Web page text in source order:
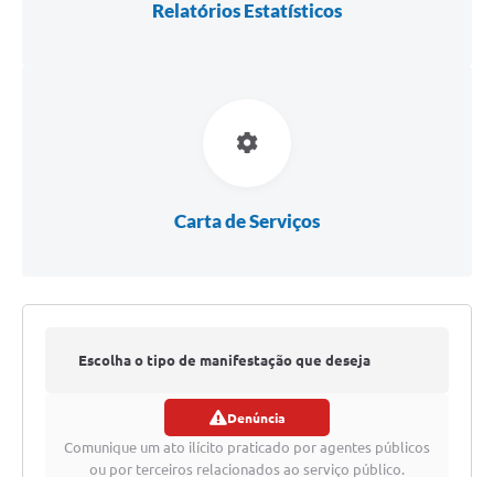
Relatórios Estatísticos
Carta de Serviços
Escolha o tipo de manifestação que deseja
Denúncia
Comunique um ato ilícito praticado por agentes públicos
ou por terceiros relacionados ao serviço público.